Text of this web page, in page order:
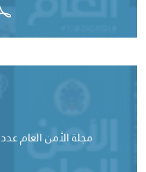
مجلة الأمن العام عدد 146 تشرين الثاني 2025